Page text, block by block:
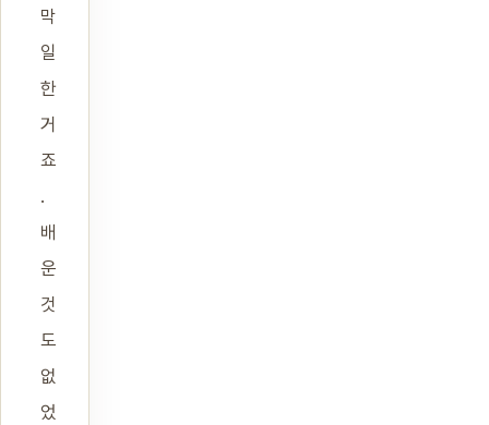
막
일
한
거
죠
.
배
운
것
도
없
었